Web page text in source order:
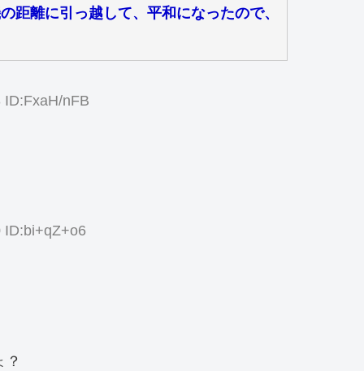
距離に引っ越して、平和になったので、
ID:FxaH/nFB
ID:bi+qZ+o6